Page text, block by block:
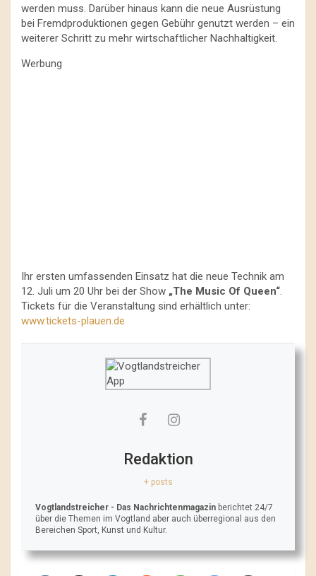
werden muss. Darüber hinaus kann die neue Ausrüstung
bei Fremdproduktionen gegen Gebühr genutzt werden – ein
weiterer Schritt zu mehr wirtschaftlicher Nachhaltigkeit.
Werbung
Ihr ersten umfassenden Einsatz hat die neue Technik am
12. Juli um 20 Uhr bei der Show „The Music Of Queen“.
Tickets für die Veranstaltung sind erhältlich unter:
www.tickets-plauen.de
Redaktion
+ posts
Vogtlandstreicher - Das Nachrichtenmagazin berichtet 24/7
über die Themen im Vogtland aber auch überregional aus den
Bereichen Sport, Kunst und Kultur.